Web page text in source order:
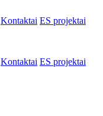
Kontaktai ES projektai
Kontaktai ES projektai